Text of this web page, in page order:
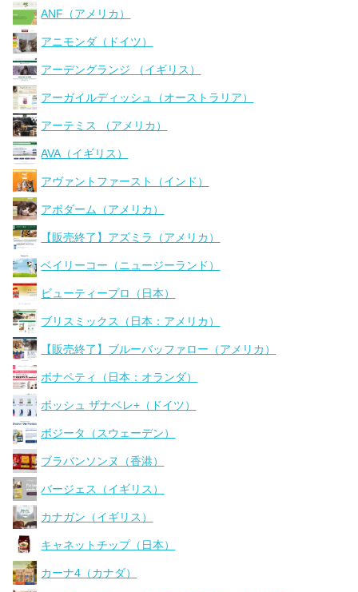
ANF（アメリカ）
アニモンダ（ドイツ）
アーデングランジ （イギリス）
アーガイルディッシュ（オーストラリア）
アーテミス （アメリカ）
AVA（イギリス）
アヴァントファースト（インド）
アボダーム（アメリカ）
【販売終了】アズミラ（アメリカ）
ベイリーコー（ニュージーランド）
ビューティープロ（日本）
ブリスミックス（日本：アメリカ）
【販売終了】ブルーバッファロー（アメリカ）
ボナペティ（日本：オランダ）
ボッシュ ザナベレ+（ドイツ）
ボジータ（スウェーデン）
ブラバンソンヌ（香港）
バージェス（イギリス）
カナガン（イギリス）
キャネットチップ（日本）
カーナ4（カナダ）